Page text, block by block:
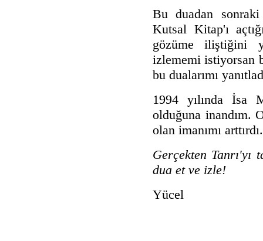
Bu duadan
Kutsal Kitap'ı
gözüme iliştiğini
izlememi istiyorsan
bu dualarımı
1994 yılında İsa
olduğuna inandım.
olan imanımı arttırdı.
Gerçekten Tanrı'yı
dua et ve izle!
Yücel